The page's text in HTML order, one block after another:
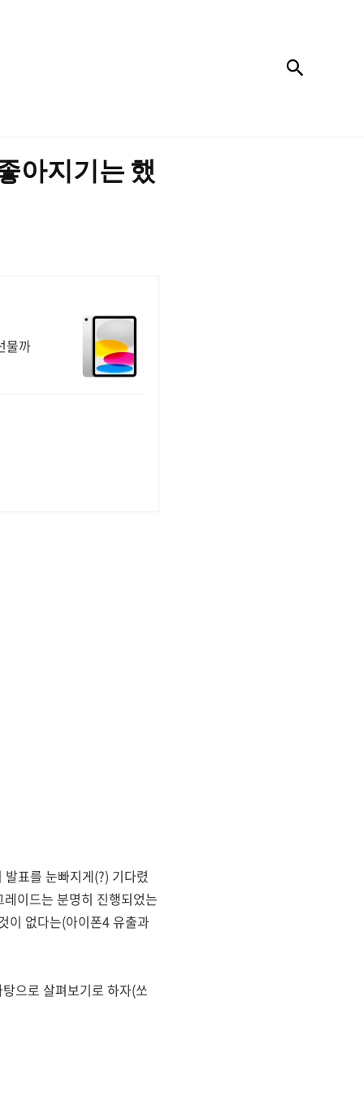
아지기는 했
물까
표를 눈빠지게(?) 기다렸
이드는 분명히 진행되었는
이 없다는(아이폰4 유출과
으로 살펴보기로 하자(쏘